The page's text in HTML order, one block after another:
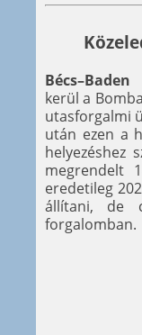
kerül a
utasforgalmi
után ezen a
helyezéshez
megrendelt
eredetileg
állítani, de
forgalomban.